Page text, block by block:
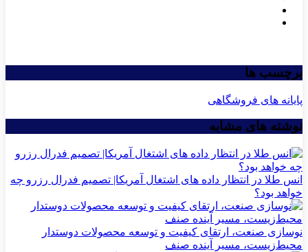
برچسب ها
پایانه های فروشگاهی
نوشته های مشابه
انس طلا در انتظار داده های اشتغال آمریکا| تصمیم فدرال رزرو چه
خواهد بود؟
نوسازی صنعت، ارتقای کیفیت و توسعه محصولات دوستدار
محیط‌زیست، مسیر آینده صنف